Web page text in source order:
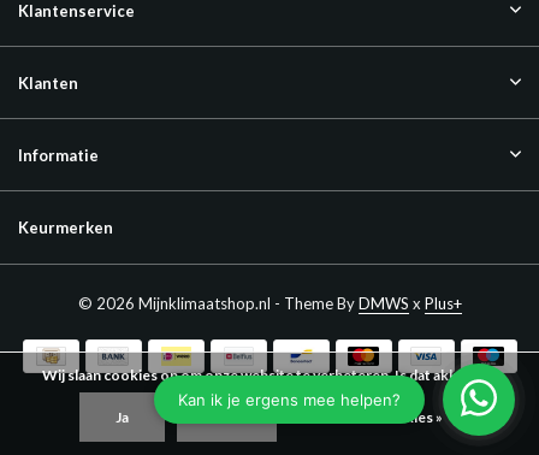
Klantenservice
Klanten
Informatie
Keurmerken
© 2026 Mijnklimaatshop.nl - Theme ByDMWS x Plus+
Wij slaan cookies op om onze website te verbeteren. Is dat akkoord?
Ja Meer over cookies »